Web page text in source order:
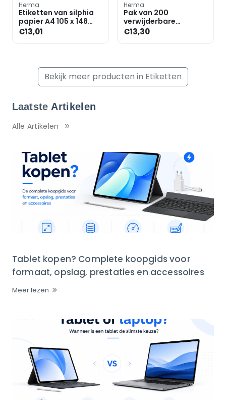
Herma
Etiketten van silphia
papier A4 105 x 148
mm
€13,01
Herma
Pak van 200
verwijderbare
etiketten »4350«
€13,30
Bekijk meer producten in Etiketten
Laatste Artikelen
Alle Artikelen
Tablet kopen? Complete koopgids voor
formaat, opslag, prestaties en accessoires
Meer lezen